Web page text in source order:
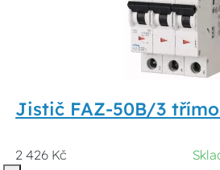
Jistič FAZ-50B/3
2 426 Kč